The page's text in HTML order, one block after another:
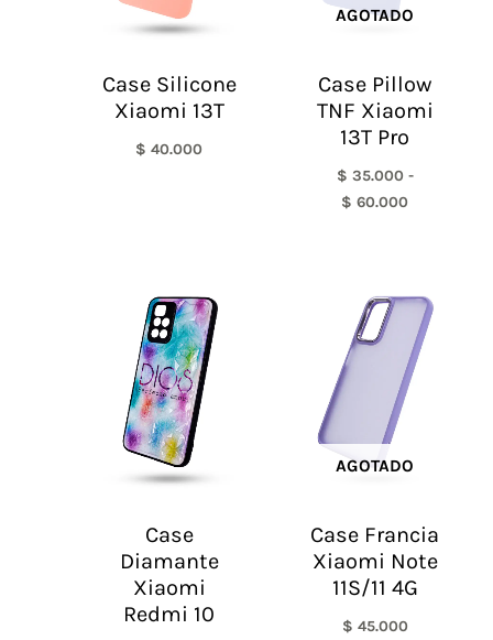
Case Silicone
Xiaomi 13T
$ 40.000
AGOTADO
Case Pillow
TNF Xiaomi
13T Pro
$ 35.000 -
$ 60.000
Case
Diamante
Xiaomi
Redmi 10
AGOTADO
Case Francia
Xiaomi Note
11S/11 4G
$ 45.000